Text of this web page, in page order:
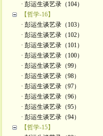
· 彭运生谈艺录（104）
【哲学-16】
· 彭运生谈艺录（103）
· 彭运生谈艺录（102）
· 彭运生谈艺录（101）
· 彭运生谈艺录（100）
· 彭运生谈艺录（99）
· 彭运生谈艺录（98）
· 彭运生谈艺录（97）
· 彭运生谈艺录（96）
· 彭运生谈艺录（95）
· 彭运生谈艺录（94）
【哲学-15】